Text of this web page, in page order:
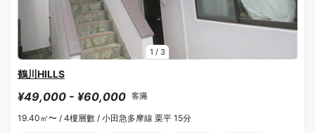
1 / 3
鶴川HILLS
¥49,000 - ¥60,000 客滿
19.40㎡〜 / 4樓層數 / 小田急多摩線 栗平 15分